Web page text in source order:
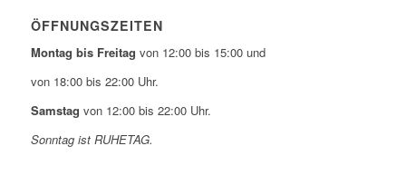
ÖFFNUNGSZEITEN
Montag bis Freitag von 12:00 bis 15:00 und
von 18:00 bis 22:00 Uhr.
Samstag von 12:00 bis 22:00 Uhr.
Sonntag ist RUHETAG.